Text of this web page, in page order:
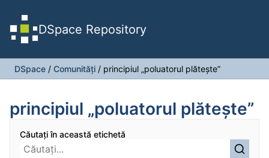
DSpace Repository
DSpace / Comunități / principiul „poluatorul plătește”
principiul „poluatorul plătește”
Căutați în această etichetă